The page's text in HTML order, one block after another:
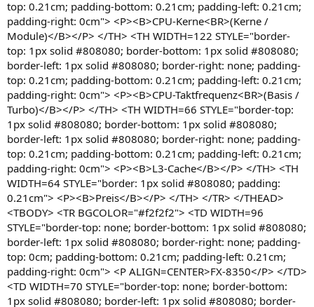
top: 0.21cm; padding-bottom: 0.21cm; padding-left: 0.21cm;
padding-right: 0cm"> <P><B>CPU-Kerne<BR>(Kerne /
Module)</B></P> </TH> <TH WIDTH=122 STYLE="border-
top: 1px solid #808080; border-bottom: 1px solid #808080;
border-left: 1px solid #808080; border-right: none; padding-
top: 0.21cm; padding-bottom: 0.21cm; padding-left: 0.21cm;
padding-right: 0cm"> <P><B>CPU-Taktfrequenz<BR>(Basis /
Turbo)</B></P> </TH> <TH WIDTH=66 STYLE="border-top:
1px solid #808080; border-bottom: 1px solid #808080;
border-left: 1px solid #808080; border-right: none; padding-
top: 0.21cm; padding-bottom: 0.21cm; padding-left: 0.21cm;
padding-right: 0cm"> <P><B>L3-Cache</B></P> </TH> <TH
WIDTH=64 STYLE="border: 1px solid #808080; padding:
0.21cm"> <P><B>Preis</B></P> </TH> </TR> </THEAD>
<TBODY> <TR BGCOLOR="#f2f2f2"> <TD WIDTH=96
STYLE="border-top: none; border-bottom: 1px solid #808080;
border-left: 1px solid #808080; border-right: none; padding-
top: 0cm; padding-bottom: 0.21cm; padding-left: 0.21cm;
padding-right: 0cm"> <P ALIGN=CENTER>FX-8350</P> </TD>
<TD WIDTH=70 STYLE="border-top: none; border-bottom:
1px solid #808080; border-left: 1px solid #808080; border-